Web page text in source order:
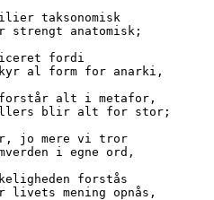
taksonomisk
er strengt anatomisk;
fordi
al form for anarki,
forstår alt i metafor,
ellers blir alt for stor;
jo mere vi tror
omverden i egne ord,
forstås
livets mening opnås,